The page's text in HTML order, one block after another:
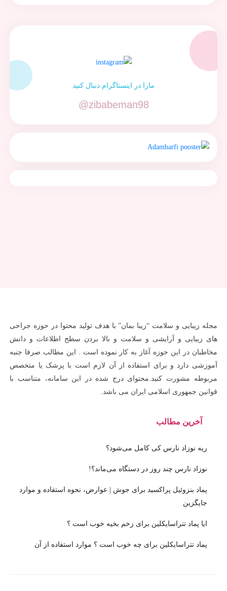
مارا در اینستاگرام دنبال کنید
@zibabeman98
مجله زیبایی و سلامت “زیبا بمان” با هدف تولید محتوا در حوزه جراحی
های زیبایی و آرایشی و سلامت و بالا بردن سطح اطلاعات و دانش
مخاطبان در این حوزه آغاز به کار نموده است . این مطالب صرفا جنبه
آموزشی دارد و برای استفاده از آن لازم است با پزشک یا متخصص
مربوطه مشورت کنید.محتوای درج شده در این سامانه، متناسب با
قوانین جمهوری اسلامی ایران می باشد.
آخرین مطالب
ریه نوزاد نارس کی کامل می‌شود؟
نوزاد نارس چند روز در دستگاه می‌ماند؟!
پماد بنزوئیل پراکسید برای جوش | عوارض، نحوه استفاده و موارد
جایگزین
ایا پماد تتراسایکلین برای زخم بخیه خوب است ؟
پماد تتراسایکلین برای چه خوب است ؟ موارد استفاده از آن